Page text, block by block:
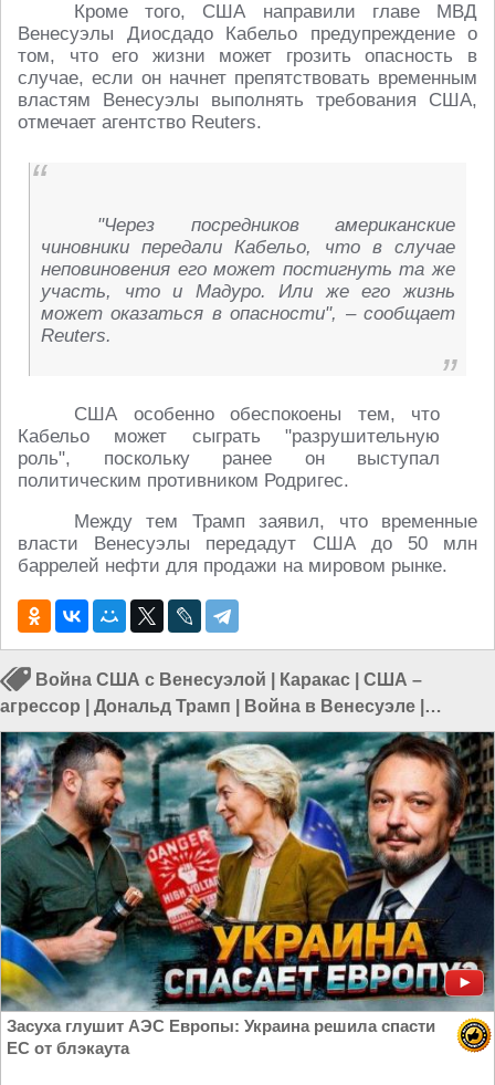
Кроме того, США направили главе МВД
Венесуэлы Диосдадо Кабельо предупреждение о
том, что его жизни может грозить опасность в
случае, если он начнет препятствовать временным
властям Венесуэлы выполнять требования США,
отмечает агентство Reuters.
"Через посредников американские
чиновники передали Кабельо, что в случае
неповиновения его может постигнуть та же
участь, что и Мадуро. Или же его жизнь
может оказаться в опасности", – сообщает
Reuters.
США особенно обеспокоены тем, что
Кабельо может сыграть "разрушительную
роль", поскольку ранее он выступал
политическим противником Родригес.
Между тем Трамп заявил, что временные
власти Венесуэлы передадут США до 50 млн
баррелей нефти для продажи на мировом рынке.
Война США с Венесуэлой Каракас
США –
агрессор
Дональд Трамп Война в Венесуэле
Политика в мире
Засуха глушит АЭС Европы: Украина решила спасти
ЕС от блэкаута